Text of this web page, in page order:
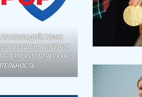
ТЕРРОРИСТИЧЕСКУЮ